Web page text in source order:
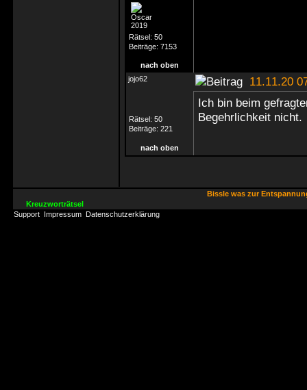
Rätsel: 50
Beiträge: 7153
nach oben
jojo62
11.11.20
Rätsel: 50
Beiträge: 221
Ich bin beim
Begehrlichkeit nicht.
nach oben
Bissle was zur
Kreuzworträtsel
Support Impressum Datenschutzerklärung